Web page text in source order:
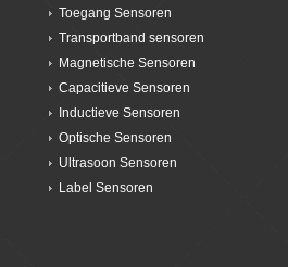
Toegang Sensoren
Transportband sensoren
Magnetische Sensoren
Capacitieve Sensoren
Inductieve Sensoren
Optische Sensoren
Ultrasoon Sensoren
Label Sensoren